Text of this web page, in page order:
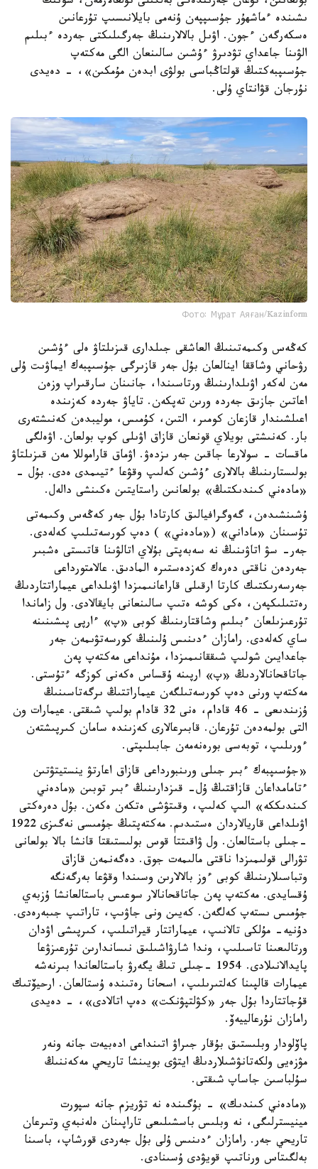
ىشىندە ءماشھۇر جۇسىپپەن ۇنەمى بايلانىسىپ تۇرعانىن
ەسكەرگەن ءجون. اۋىل بالالارىنىڭ جەرگىلىكتى جەردە ءبىلىم
الۋىنا جاعداي تۋدىرۋ ءۇشىن سالىنعان الگى مەكتەپ
جۇسىپبەكتىڭ قولتاڭباسى بولۋى ابدەن مۇمكىن»، - دەيدى
نۇرجان قۋانتاي ۇلى.
Фото: Мұрат Аяған/Kazinform
كەڭەس وكىمەتىنىڭ العاشقى جىلدارى قىزىلتاۋ ەلى ءۇشىن
رۋحاني وشاققا اينالعان بۇل جەر قازىرگى جۇسىپبەك ايماۋىت ۇلى
مەن لەكەر اۋىلدارىنىڭ ورتاسىندا، جانىنان سارقىراپ وزەن
اعاتىن جازىق جەردە ورىن تەپكەن. تاياۋ جەردە كەزىندە
اعىلشىندار قازعان كومىر، التىن، كۇمىس، موليبدەن كەنىشتەرى
بار. كەنىشتى بويلاي قونعان قازاق اۋىلى كوپ بولعان. اۋەلگى
ماقسات - سولارعا جاقىن جەر ىزدەۋ. اۋماق قاراموللا مەن قىزىلتاۋ
بولىستارىنىڭ بالالارى ءۇشىن كەلىپ وقۋعا ءتيىمدى ەدى. بۇل -
«مادەني كىندىكتىڭ» بولعانىن راستايتىن ەكىنشى دالەل.
ۇشىنشىدەن، گەوگرافيالىق كارتادا بۇل جەر كەڭەس وكىمەتى
تۇسىنان «ماداني» («مادەني» ) دەپ كورسەتىلىپ كەلەدى.
جەر- سۋ اتاۋىنىڭ نە سەبەپتى بۇلاي اتالۋىنا قاتىستى ەشبىر
جەردەن ناقتى دەرەك كەزدەستىرە المادىق. عالامتورداعى
جەرسەرىكتىك كارتا ارقىلى قاراعانىمىزدا اۋىلداعى عيماراتتاردىڭ
رەتتىلىكپەن، ەكى كوشە ەتىپ سالىنعانى بايقالادى. ول زاماندا
تۇرعىزىلعان ءبىلىم وشاقتارىنىڭ كوبى «پ» ءارپى پىشىنىنە
ساي كەلەدى. رامازان ءدىنىس ۇلىنىڭ كورسەتۋىمەن جەر
جاعدايىن شولىپ شىققانىمىزدا، مۇنداعى مەكتەپ پەن
جاتاقحانالاردىڭ «پ» ارپىنە ۇقساس ەكەنى كوزگە ءتۇستى.
مەكتەپ ورنى دەپ كورسەتىلگەن عيماراتتىڭ ىرگەتاسىنىڭ
ۇزىندىعى - 46 قادام، ەنى 32 قادام بولىپ شىقتى. عيمارات ون
التى بولمەدەن تۇرعان. قابىرعالارى كەزىندە سامان كىرپىشتەن
ءورىلىپ، توبەسى بورەنەمەن جابىلىپتى.
«جۇسىپبەك ءبىر جىلى ورىنبورداعى قازاق اعارتۋ ينستيتۋتىن
ءتامامداعان قازاقتىڭ ۇل- قىزدارىنىڭ ءبىر توبىن «مادەني
كىندىككە» الىپ كەلىپ، وقىتۋشى ەتكەن ەكەن. بۇل دەرەكتى
اۋىلداعى قاريالاردان ەستىدىم. مەكتەپتىڭ جۇمىسى نەگىزى 1922
-جىلى باستالعان. ول ۋاقىتتا قوس بولىستىقتا قانشا بالا بولعانى
تۋرالى قولىمىزدا ناقتى مالىمەت جوق. دەگەنمەن قازاق
وتباسىلارىنىڭ كوبى ءوز بالالارىن وسىندا وقۋعا بەرگەنگە
ۇقسايدى. مەكتەپ پەن جاتاقحانالار سوعىس باستالعانشا ۇزبەي
جۇمىس ىستەپ كەلگەن. كەيىن ونى جاۋىپ، تاراتىپ جىبەرەدى.
دۇنيە- مۇلكى تالانىپ، عيماراتتار قيراتىلىپ، كىرپىشى اۋدان
ورتالىعىنا تاسىلىپ، وندا شارۋاشىلىق نىساندارىن تۇرعىزۋعا
پايدالانىلادى. 1954 -جىلى تىڭ يگەرۋ باستالعاندا بىرنەشە
عيمارات قالپىنا كەلتىرىلىپ، اسحانا رەتىندە ۇستالعان. ارحيۆتىك
قۇجاتتاردا بۇل جەر «كۋلتپۋنكت» دەپ اتالادى»، - دەيدى
رامازان نۇرعالييەۆ.
پاۆلودار وبلىستىق بۇقار جىراۋ اتىنداعى ادەبيەت جانە ونەر
مۋزەيى ولكەتانۋشىلاردىڭ ايتۋى بويىنشا تاريحي مەكەننىڭ
سۇلباسىن جاساپ شىقتى.
«مادەني كىندىك» - بۇگىندە نە تۋريزم جانە سپورت
مينيسترلىگى، نە وبلىس باسشىلىعى تاراپىنان ەلەنبەي وتىرعان
تاريحي جەر. رامازان ءدىنىس ۇلى بۇل جەردى قورشاپ، باسىنا
بەلگىتاس ورناتىپ قويۋدى ۇسىنادى.